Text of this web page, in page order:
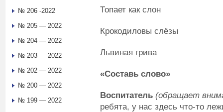
Топает как слон
Крокодиловы слёзы
Львиная грива
«Составь слово»
Воспитатель (обращает
ребята, у нас здесь что-то
№ 206 -2022
№ 205 — 2022
№ 204 — 2022
№ 203 — 2022
№ 202 — 2022
№ 200 — 2022
№ 199 — 2022